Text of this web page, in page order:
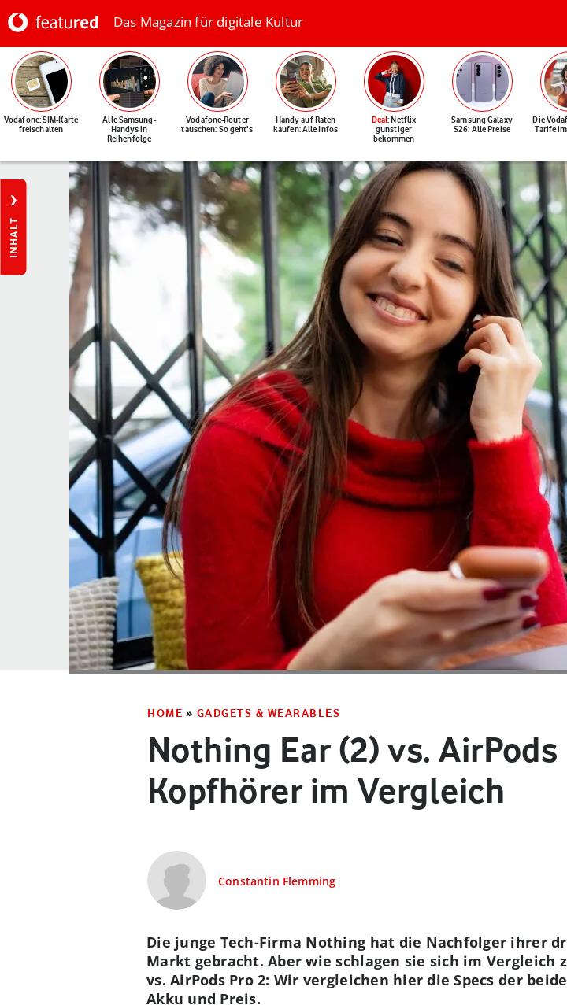
Das Magazin für digitale Kultur
Vodafone: SIM-Karte
freischalten
Alle Samsung-
Handys in
Reihenfolge
Vodafone-Router
tauschen: So geht's
Handy auf Raten
kaufen: Alle Infos
Deal: Netflix
günstiger
bekommen
Samsung Galaxy
S26: Alle Preise
Die
Tarife
INHALT
HOME » GADGETS & WEARABLES
Nothing Ear (2) vs.
Kopfhörer im Vergleich
Constantin Flemming
Die junge Tech-Firma Nothing hat die Nachfolger ihrer
Markt gebracht. Aber wie schlagen sie sich im Vergleich
vs. AirPods Pro 2: Wir vergleichen hier die Specs der
Akku und Preis.